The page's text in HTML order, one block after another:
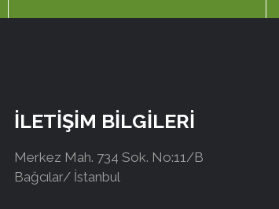
İLETİŞİM BİLGİLERİ
Merkez Mah. 734 Sok. No:11/B
Bağcılar/ İstanbul